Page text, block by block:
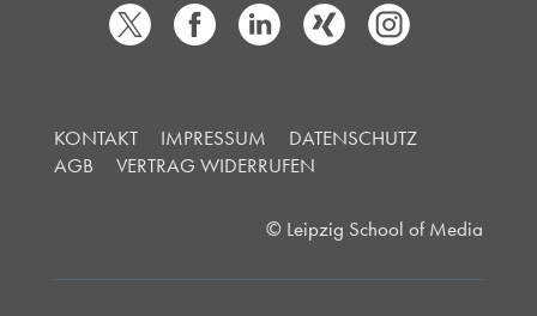
KONTAKT IMPRESSUM
DATENSCHUTZ
AGB
VERTRAG WIDERRUFEN
© Leipzig School of Media